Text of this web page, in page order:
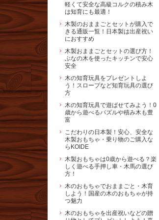
軽くて安全な高級コルクの積み木
は知育にも最適！
木製のおままごとセットが購入で
きる通販一覧！日本製は出産祝い
におすすめ
木製おままごとセットの選び方！
ぶなの木を使ったキッチンで安心
安全
木の知育玩具をプレゼントしよ
う！スロープなど知育玩具の選び
方
木の知育玩具で遊ばせてみよう！0
歳から遊べるパズルや積み木も豊
富
こだわりの日本製！安心、安全な
木製おもちゃ・乗り物のご購入な
らKOIDE
木製おもちゃは0歳から遊べる？楽
しく遊べる手押し車・木馬の選び
方！
木のおもちゃでおままごと・木育
しよう！国産の木のおもちゃが持
つ魅力
木のおもちゃを出産祝いなどの贈